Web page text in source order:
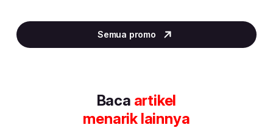
2
of
Semua promo
Baca artikel
menarik lainnya